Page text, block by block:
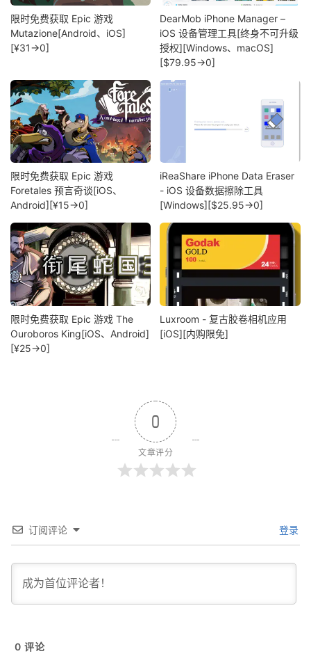
限时免费获取 Epic 游戏
Mutazione[Android、iOS]
[¥31→0]
DearMob iPhone Manager –
iOS 设备管理工具[终身不可升级
授权][Windows、macOS]
[$79.95→0]
限时免费获取 Epic 游戏
Foretales 预言奇谈[iOS、
Android][¥15→0]
iReaShare iPhone Data Eraser
- iOS 设备数据擦除工具
[Windows][$25.95→0]
限时免费获取 Epic 游戏 The
Ouroboros King[iOS、Android]
[¥25→0]
Luxroom - 复古胶卷相机应用
[iOS][内购限免]
0
文章评分
订阅评论 登录
0 评论